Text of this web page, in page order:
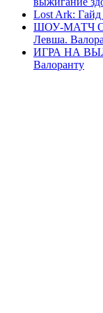
Lost Ark:
ШОУ-МАТЧ ОТ
Левша.
ИГРА НА
Валоранту